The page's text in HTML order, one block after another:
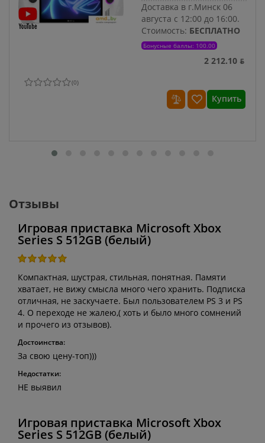
Доставка в г.Минск 06
августа с 12:00 до 16:00.
Стоимость: БЕСПЛАТНО
Бонусные баллы: 100.00
2 212.10 ƃ
(0)
Купить
Отзывы
Игровая приставка Microsoft Xbox
Series S 512GB (белый)
Компактная, шустрая, стильная, понятная. Памяти
хватает, не вижу смысла много чего хранить. Подписка
отличная, не заскучаете. Был пользователем PS 3 и PS
4. О переходе не жалею,( хоть и было много сомнений
и прочего из отзывов).
Достоинства:
За свою цену-топ)))
Недостатки:
НЕ выявил
Игровая приставка Microsoft Xbox
Series S 512GB (белый)